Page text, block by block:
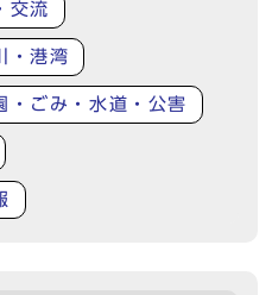
交流
・港湾
・ごみ・水道・公害